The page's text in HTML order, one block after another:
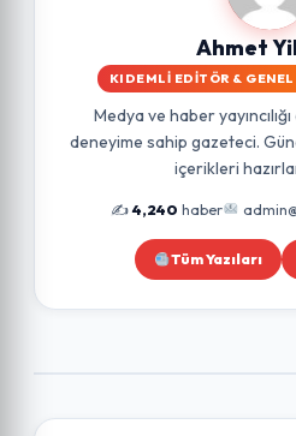
Ahmet
KIDEMLI EDITÖR &
Medya ve haber yayıncılığı
deneyime sahip gazeteci.
içerikleri
✍️4,240 haber
Tüm Yazıları